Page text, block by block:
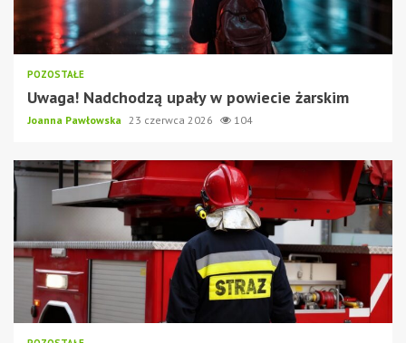
POZOSTAŁE
Uwaga! Nadchodzą upały w powiecie żarskim
Joanna Pawłowska 23 czerwca 2026 104